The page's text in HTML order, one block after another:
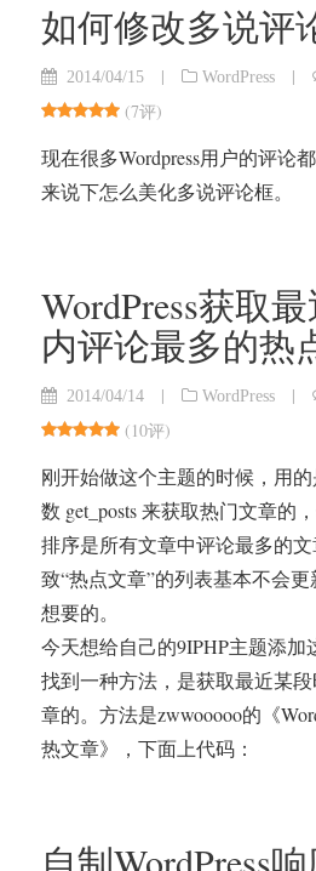
如何修改多说评
2014/04/15 | WordPress |
(7评)
现在很多Wordpress用户的评论
来说下怎么美化多说评论框。
WordPress获取
内评论最多的热
2014/04/14 | WordPress |
(10评)
刚开始做这个主题的时候，用的
数 get_posts 来获取热门文章的
排序是所有文章中评论最多的
致“热点文章”的列表基本不会
想要的。
今天想给自己的9IPHP主题添
找到一种方法，是获取最近某
章的。方法是zwwooooo的《
热文章》，下面上代码：
自制WordPress